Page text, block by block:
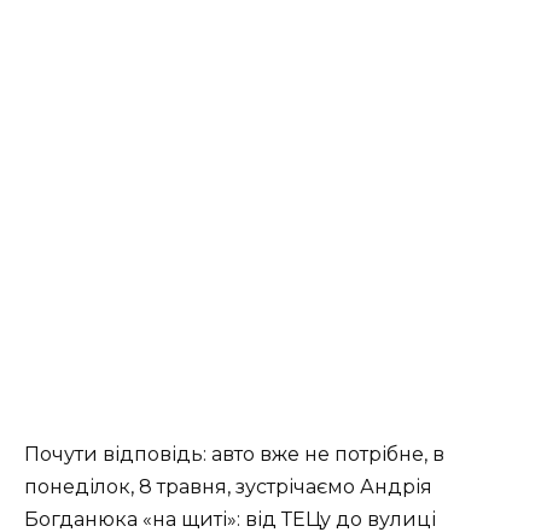
Почути відповідь: авто вже не потрібне, в
понеділок, 8 травня, зустрічаємо Андрія
Богданюка «на щиті»: від ТЕЦу до вулиці